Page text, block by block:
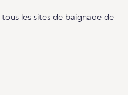
tous les sites de baignade de